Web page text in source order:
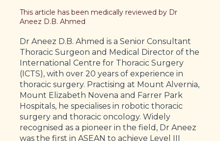
This article has been medically reviewed by Dr
Aneez D.B. Ahmed
Dr Aneez D.B. Ahmed is a Senior Consultant
Thoracic Surgeon and Medical Director of the
International Centre for Thoracic Surgery
(ICTS), with over 20 years of experience in
thoracic surgery. Practising at Mount Alvernia,
Mount Elizabeth Novena and Farrer Park
Hospitals, he specialises in robotic thoracic
surgery and thoracic oncology. Widely
recognised as a pioneer in the field, Dr Aneez
was the first in ASEAN to achieve Level III